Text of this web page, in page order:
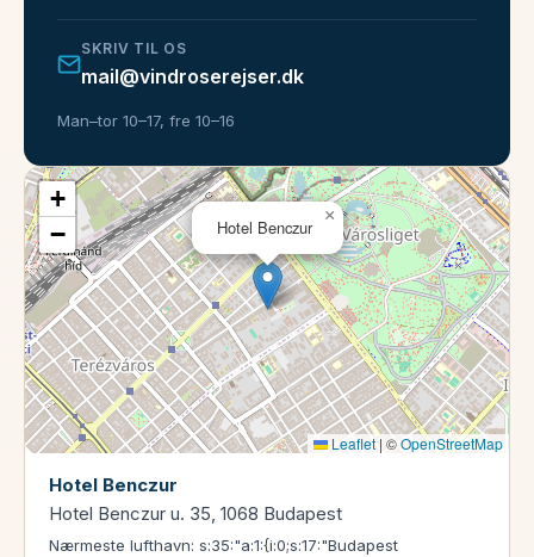
SKRIV TIL OS
mail@vindroserejser.dk
Man–tor 10–17, fre 10–16
Hotel Benczur
×
+
−
Leaflet | ©OpenStreetMap
Hotel Benczur
Hotel Benczur u. 35, 1068 Budapest
Nærmeste lufthavn: s:35:"a:1:{i:0;s:17:"Budapest